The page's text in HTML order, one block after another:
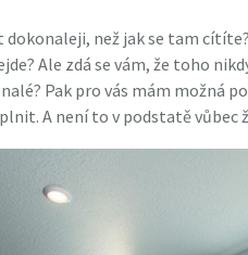
než jak se tam
Ale zdá se vám, že toho
Pak pro vás mám možná
A není to v podstatě